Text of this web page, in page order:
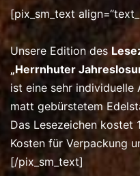
[pix_sm_text
Unsere Edition des
„Herrnhuter
ist eine sehr individuelle
matt gebürstetem
Das Lesezeichen kostet
Kosten für Verpackung
[/pix_sm_text]